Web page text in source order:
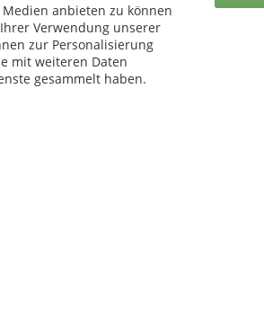
*
Informationen
anbieten zu können
Verwendung unserer
zur Personalisierung
mit weiteren Daten
gesammelt haben.